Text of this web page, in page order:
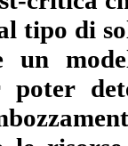
tipo di
un
poter